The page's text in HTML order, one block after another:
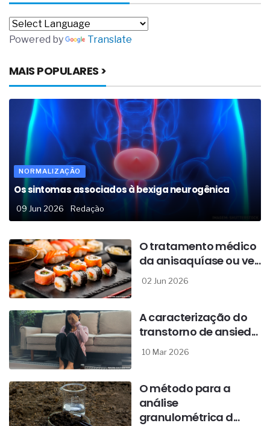
Powered by Translate
MAIS POPULARES >
NORMALIZAÇÃO
Os sintomas associados à bexiga neurogênica
09 Jun 2026 Redação
O tratamento médico
da anisaquíase ou ve...
02 Jun 2026
A caracterização do
transtorno de ansied...
10 Mar 2026
O método para a
análise
granulométrica d...